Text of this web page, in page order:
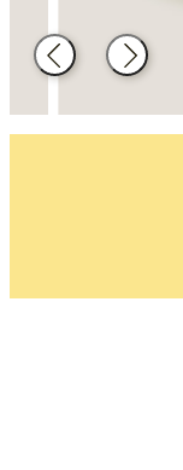
Enrere Següent